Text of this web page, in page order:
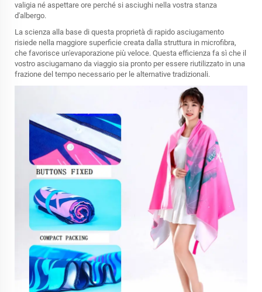
valigia né aspettare ore perché si asciughi nella vostra stanza
d'albergo.
La scienza alla base di questa proprietà di rapido asciugamento
risiede nella maggiore superficie creata dalla struttura in microfibra,
che favorisce un'evaporazione più veloce. Questa efficienza fa sì che il
vostro asciugamano da viaggio sia pronto per essere riutilizzato in una
frazione del tempo necessario per le alternative tradizionali.